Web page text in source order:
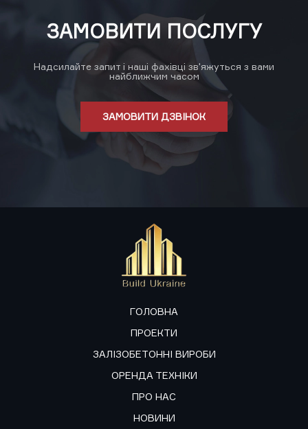
ЗАМОВИТИ ПОСЛУГУ
Надсилайте запит і наші фахівці зв'яжуться з вами
найближчим часом
ЗАМОВИТИ ДЗВІНОК
ГОЛОВНА
ПРОЕКТИ
ЗАЛІЗОБЕТОННІ ВИРОБИ
ОРЕНДА ТЕХНІКИ
ПРО НАС
НОВИНИ